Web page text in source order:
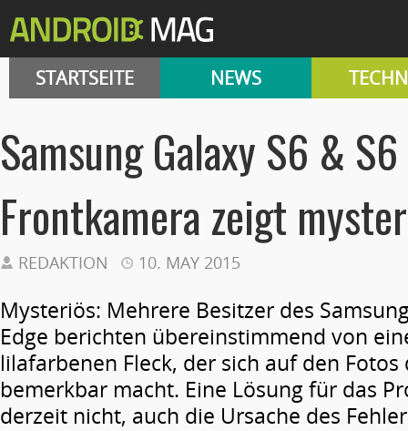
STARTSEITE NEWS
Samsung Galaxy S6 & S6
Frontkamera zeigt
REDAKTION 10. MAY 2015
Mysteriös: Mehrere Besitzer des
Edge berichten übereinstimmend von
lilafarbenen Fleck, der sich auf den
bemerkbar macht. Eine Lösung für das
derzeit nicht, auch die Ursache des